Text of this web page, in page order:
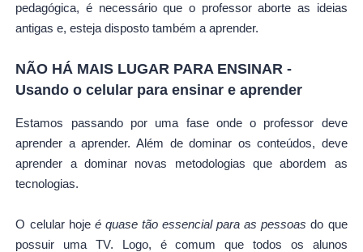
pedagógica, é necessário que o professor aborte as ideias
antigas e, esteja disposto também a aprender.
NÃO HÁ MAIS LUGAR PARA ENSINAR -
Usando o celular para ensinar e aprender
Estamos passando por uma fase onde o professor deve
aprender a aprender. Além de dominar os conteúdos, deve
aprender a dominar novas metodologias que abordem as
tecnologias.
O celular hoje é quase tão essencial para as pessoas do que
possuir uma TV. Logo, é comum que todos os alunos